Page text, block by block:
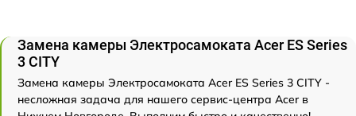
Замена камеры Электросамоката Acer ES Series
3 CITY
Замена камеры Электросамоката Acer ES Series 3 CITY -
несложная задача для нашего сервис-центра Acer в